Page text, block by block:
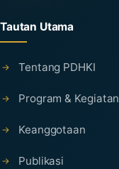
Tautan Utama
Tentang PDHKI
Program & Kegiatan
Keanggotaan
Publikasi